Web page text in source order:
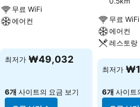
무료 WiFi
에어컨
최저가 ₩49,032
6개 사이트의 요금 보기
무료 WiFi
에어컨
레스토랑
요금 보기
최저가
6개 사이트